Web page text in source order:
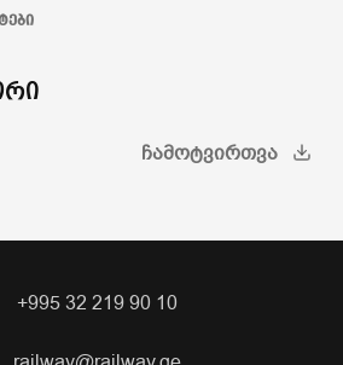
ᲩᲐᲛᲝᲢᲕᲘᲠᲗᲕᲐ
+995 32 219 90 10